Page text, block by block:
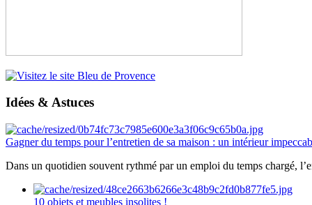
Idées & Astuces
Gagner du temps pour l’entretien de sa maison : un intérieur
Dans un quotidien souvent rythmé par un emploi du temps chargé,
10 objets et meubles insolites !